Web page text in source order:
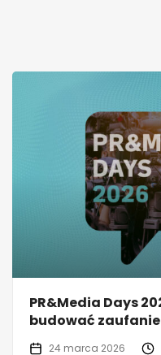
PR&Media Days
budować
24 marca 2026